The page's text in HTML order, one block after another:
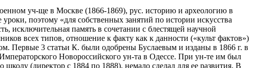
уч-ще в Москве (1866-1869), рус. историю и археологию в
поэтому «для собственных занятий по истории искусства
исключительная память в сочетании с блестящей научной
всех типов, отношение к факту как к данности («культ фактов»)
Первые 3 статьи К. были одобрены Буслаевым и изданы в 1866 г. в
Новороссийского ун-та в Одессе. При ун-те им был
(директор с 1884 по 1888), немало сделал для ее развития. В